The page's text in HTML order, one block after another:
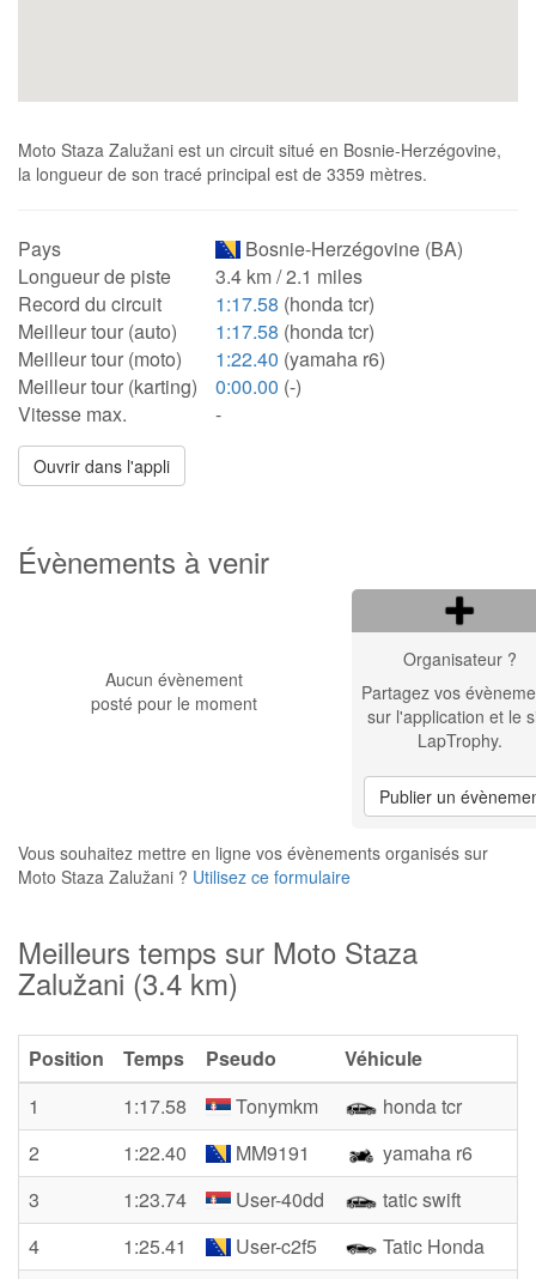
Moto Staza Zalužani est un circuit situé en Bosnie-Herzégovine,
la longueur de son tracé principal est de 3359 mètres.
Pays
Bosnie-Herzégovine (BA)
Longueur de piste
3.4 km / 2.1 miles
Record du circuit
1:17.58 (honda tcr)
Meilleur tour (auto)
1:17.58 (honda tcr)
Meilleur tour (moto)
1:22.40 (yamaha r6)
Meilleur tour (karting)
0:00.00 (-)
Vitesse max.
-
Ouvrir dans l'appli
Évènements à venir
Aucun évènement
posté pour le moment
Organisateur ?
Partagez vos
sur l'application et le
LapTrophy.
Publier un
Vous souhaitez mettre en ligne vos évènements organisés sur
Moto Staza Zalužani ? Utilisez ce formulaire
Meilleurs temps sur Moto Staza
Zalužani (3.4 km)
Position Temps Pseudo
Véhicule
1
1:17.58 Tonymkm
honda tcr
2
1:22.40 MM9191
yamaha r6
3
1:23.74 User-40dd
tatic swift
4
1:25.41 User-c2f5
Tatic Honda